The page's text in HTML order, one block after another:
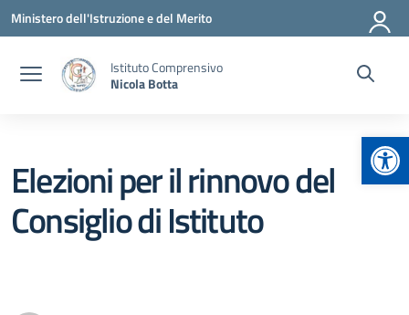
Vai ai contenuti
Vai al menu di navigazione
Vai al footer
Ministero dell'Istruzione e del Merito
Istituto Comprensivo
Nicola Botta
Elezioni per il rinnovo del
Consiglio di Istituto